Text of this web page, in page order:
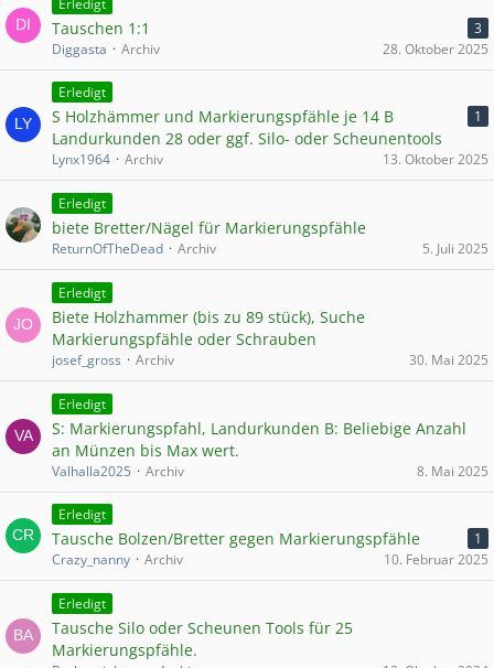
Tauschen 1:1
3
Diggasta
Archiv 28. Oktober 2025
Erledigt
S Holzhämmer und Markierungspfähle je 14 B
Landurkunden 28 oder ggf. Silo- oder Scheunentools
1
Lynx1964 Archiv 13. Oktober 2025
Erledigt
biete Bretter/Nägel für Markierungspfähle
ReturnOfTheDead Archiv 5. Juli 2025
Erledigt
Biete Holzhammer (bis zu 89 stück), Suche
Markierungspfähle oder Schrauben
josef_gross Archiv 30. Mai 2025
Erledigt
S: Markierungspfahl, Landurkunden B: Beliebige Anzahl
an Münzen bis Max wert.
Valhalla2025 Archiv 8. Mai 2025
Erledigt
Tausche Bolzen/Bretter gegen Markierungspfähle
1
Crazy_nanny
Archiv 10. Februar 2025
Erledigt
Tausche Silo oder Scheunen Tools für 25
Markierungspfähle.